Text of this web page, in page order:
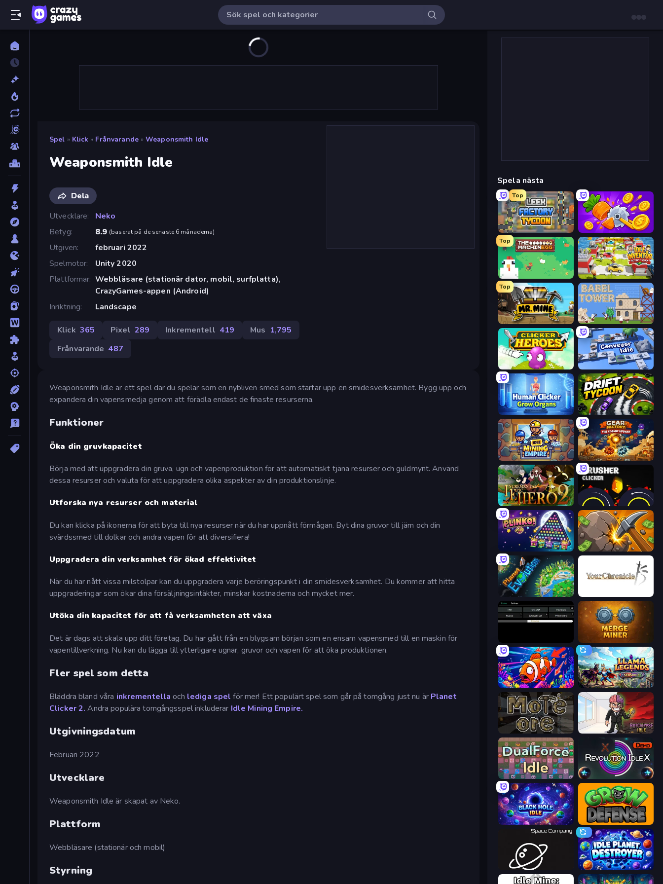
Spel » Klick » Frånvarande » Weaponsmith Idle
Weaponsmith Idle
Dela
Utvecklare
Neko
Betyg
8.9 (baserat på de senaste 6 månaderna)
Utgiven
februari 2022
Spelmotor
Unity 2020
Plattformar Webbläsare (stationär dator, mobil, surfplatta),
CrazyGames-appen (Android)
Inriktning
Landscape
Klick 365 Pixel 289 Inkrementell 419 Mus 1,795
Frånvarande 487
Weaponsmith Idle är ett spel där du spelar som en nybliven smed som startar upp en smidesverksamhet. Bygg upp och
expandera din vapensmedja genom att förädla endast de finaste resurserna.
Funktioner
Öka din gruvkapacitet
Börja med att uppgradera din gruva, ugn och vapenproduktion för att automatiskt tjäna resurser och guldmynt. Använd
dessa resurser och valuta för att uppgradera olika aspekter av din produktionslinje.
Utforska nya resurser och material
Du kan klicka på ikonerna för att byta till nya resurser när du har uppnått förmågan. Byt dina gruvor till järn och din
svärdssmed till dolkar och andra vapen för att diversifiera!
Uppgradera din verksamhet för ökad effektivitet
När du har nått vissa milstolpar kan du uppgradera varje beröringspunkt i din smidesverksamhet. Du kommer att hitta
uppgraderingar som ökar dina försäljningsintäkter, minskar kostnaderna och mycket mer.
Utöka din kapacitet för att få verksamheten att växa
Det är dags att skala upp ditt företag. Du har gått från en blygsam början som en ensam vapensmed till en maskin för
vapentillverkning. Nu kan du lägga till ytterligare ugnar, gruvor och vapen för att öka produktionen.
Fler spel som detta
Bläddra bland våra inkrementella och lediga spel för mer! Ett populärt spel som går på tomgång just nu är Planet
Clicker 2. Andra populära tomgångsspel inkluderar Idle Mining Empire.
Utgivningsdatum
Februari 2022
Utvecklare
Weaponsmith Idle är skapat av Neko.
Plattform
Webbläsare (stationär och mobil)
Styrning
Spela nästa
Top
Leek Factory Tycoon Farm Ring Idle
Top
The MachinEGG Idle Inventor
Top
Mr. Mine Babel Tower
Clicker Heroes Conveyor Idle
Human Clicker: Grow Organs Drift Tycoon
Idle Mining Empire Gear Factory
Incremental Epic Hero 2 Crusher Clicker
PLINKO! Mine Clicker
Planet Evolution: Idle Clicker
Merge Miner
Fish Catch Idle Llama Legends
More Ore Rotcalypse: Idle Incremental
DualForce Idle Revolution Idle X
Black Hole Idle Grow Defense
Space Company Idle Planet Destroyer